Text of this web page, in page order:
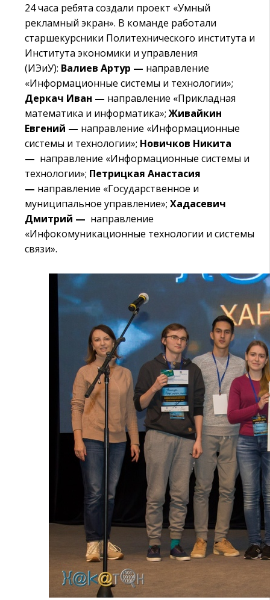
24 часа ребята создали проект «Умный
рекламный экран». В команде работали
старшекурсники Политехнического института и
Института экономики и управления
(ИЭиУ): Валиев Артур — направление
«Информационные системы и технологии»;
Деркач Иван — направление «Прикладная
математика и информатика»; Живайкин
Евгений — направление «Информационные
системы и технологии»; Новичков Никита
— направление «Информационные системы и
технологии»; Петрицкая Анастасия
— направление «Государственное и
муниципальное управление»; Хадасевич
Дмитрий — направление
«Инфокомуникационные технологии и системы
связи».